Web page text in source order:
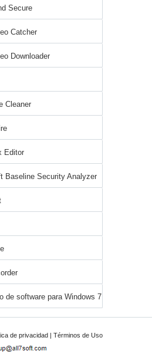
Secure
Catcher
Downloader
Cleaner
Editor
Baseline Security Analyzer
de software para Windows 7
de privacidad | Términos de Uso